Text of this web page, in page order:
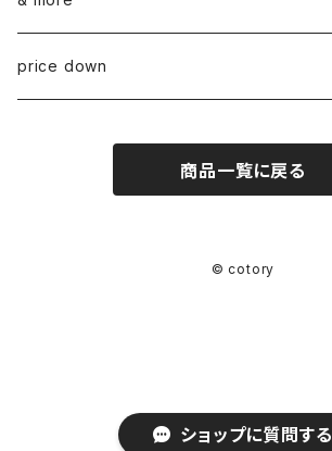
ショップに質問する
GUSTAVSBERG
NUUTAJÄRVI
fabric
山口 和宏 木の器
水村 真由子 木の食具
wear
price down
商品一覧に戻る
© cotory